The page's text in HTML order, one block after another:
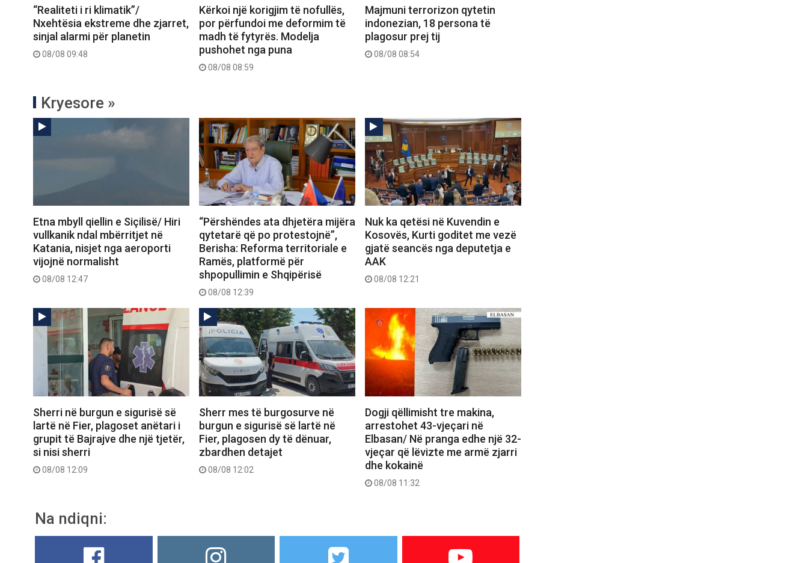
“Realiteti i ri klimatik”/
Nxehtësia ekstreme dhe zjarret,
sinjal alarmi për planetin
08/08 09:48
Kërkoi një korigjim të nofullës,
por përfundoi me deformim të
madh të fytyrës. Modelja
pushohet nga puna
08/08 08:59
Majmuni terrorizon qytetin
indonezian, 18 persona të
plagosur prej tij
08/08 08:54
Kryesore »
Etna mbyll qiellin e Siçilisë/ Hiri
vullkanik ndal mbërritjet në
Katania, nisjet nga aeroporti
vijojnë normalisht
08/08 12:47
“Përshëndes ata dhjetëra mijëra
qytetarë që po protestojnë”,
Berisha: Reforma territoriale e
Ramës, platformë për
shpopullimin e Shqipërisë
08/08 12:39
Nuk ka qetësi në Kuvendin e
Kosovës, Kurti goditet me vezë
gjatë seancës nga deputetja e
AAK
08/08 12:21
Sherri në burgun e sigurisë së
lartë në Fier, plagoset anëtari i
grupit të Bajrajve dhe një tjetër,
si nisi sherri
08/08 12:09
Sherr mes të burgosurve në
burgun e sigurisë së lartë në
Fier, plagosen dy të dënuar,
zbardhen detajet
08/08 12:02
Dogji qëllimisht tre makina,
arrestohet 43-vjeçari në
Elbasan/ Në pranga edhe një 32-
vjeçar që lëvizte me armë zjarri
dhe kokainë
08/08 11:32
Na ndiqni: